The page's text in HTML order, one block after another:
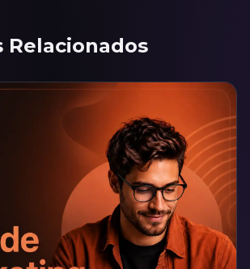
Relacionados